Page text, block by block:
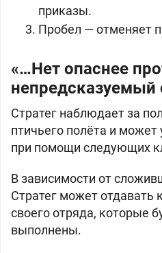
приказы.
Пробел — отменяет
«…Нет опаснее
непредсказуемый
Стратег наблюдает за
птичьего полёта и
при помощи следующих
В зависимости от
Стратег может отдавать
своего отряда, которые
выполнены.